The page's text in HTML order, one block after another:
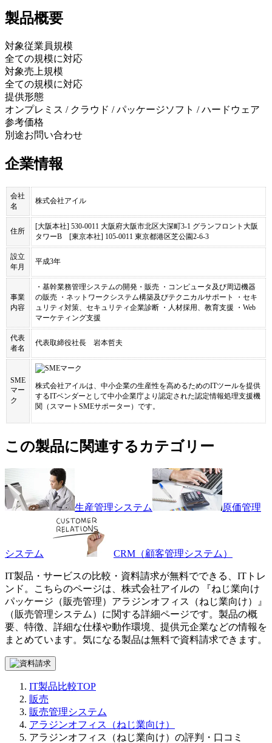
製品概要
対象従業員規模
全ての規模に対応
対象売上規模
全ての規模に対応
提供形態
オンプレミス / クラウド / パッケージソフト / ハードウェア
参考価格
別途お問い合わせ
企業情報
会社
名
株式会社アイル
住所
[大阪本社] 530-0011 大阪府大阪市北区大深町3-1 グランフロント大阪
タワーB [東京本社] 105-0011 東京都港区芝公園2-6-3
設立
年月
平成3年
事業
内容
・基幹業務管理システムの開発・販売 ・コンピュータ及び周辺機器
の販売 ・ネットワークシステム構築及びテクニカルサポート ・セキ
ュリティ対策、セキュリティ企業診断 ・人材採用、教育支援 ・Web
マーケティング支援
代表
者名
代表取締役社長 岩本哲夫
SME
マー
ク
株式会社アイルは、中小企業の生産性を高めるためのITツールを提供
するITベンダーとして中小企業庁より認定された認定情報処理支援機
関（スマートSMEサポーター）です。
この製品に関連するカテゴリー
生産管理システム 原価管理
システム CRM（顧客管理システム）
IT製品・サービスの比較・資料請求が無料でできる、ITトレ
ンド。こちらのページは、 株式会社アイルの 『ねじ業向け
パッケージ（販売管理） アラジンオフィス（ねじ業向け）
』
（販売管理システム ）に関する詳細ページです。製品の概
要、特徴、詳細な仕様や動作環境、提供元企業などの情報を
まとめています。気になる製品は無料で資料請求できます。
IT製品比較TOP
販売
販売管理システム
アラジンオフィス（ねじ業向け）
アラジンオフィス（ねじ業向け）の評判・口コミ